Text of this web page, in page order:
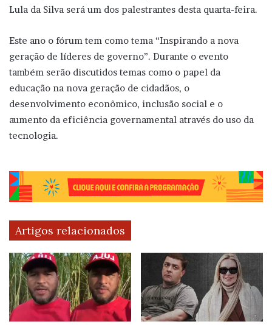
Lula da Silva será um dos palestrantes desta quarta-feira.
Este ano o fórum tem como tema “Inspirando a nova
geração de líderes de governo”. Durante o evento
também serão discutidos temas como o papel da
educação na nova geração de cidadãos, o
desenvolvimento econômico, inclusão social e o
aumento da eficiência governamental através do uso da
tecnologia.
Artigos relacionados